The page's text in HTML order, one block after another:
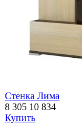
Стенка Лима
8 305 10 834
Купить